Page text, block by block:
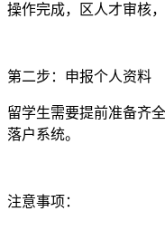
操作完成，区人才审核
第二步：申报个人资料
留学生需要提前准备齐
落户系统。
注意事项：